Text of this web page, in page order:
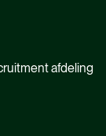
past
van
afdeling